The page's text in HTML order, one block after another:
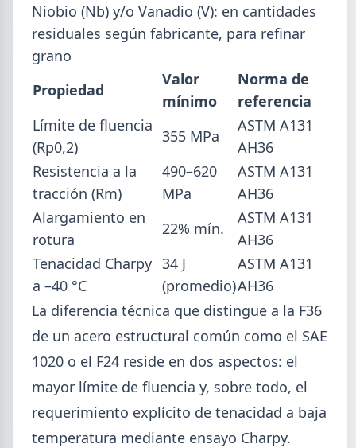
GENERAL 2026-08-04
Día de la Siderurgia: cómo llega el
sector al aniversario 78 del legado
de Savio
El 31 de julio la industria del acero recordó a
Manuel Savio con inversiones millonarias, un
semestre de recuperación parcial y un mercado
que se reordena hacia la minería y la energía.
Niobio (Nb) y/o Vanadio (V): en cantidades
residuales según fabricante, para refinar
grano
Propiedad
Valor
mínimo
Norma de
referencia
Límite de fluencia
(Rp0,2)
355 MPa
ASTM A131
AH36
Resistencia a la
tracción (Rm)
490–620
MPa
ASTM A131
AH36
Alargamiento en
rotura
22% mín.
ASTM A131
AH36
Tenacidad Charpy
a –40 °C
34 J
(promedio)
ASTM A131
AH36
La diferencia técnica que distingue a la F36
de un acero estructural común como el SAE
1020 o el F24 reside en dos aspectos: el
mayor límite de fluencia y, sobre todo, el
requerimiento explícito de tenacidad a baja
temperatura mediante ensayo Charpy.